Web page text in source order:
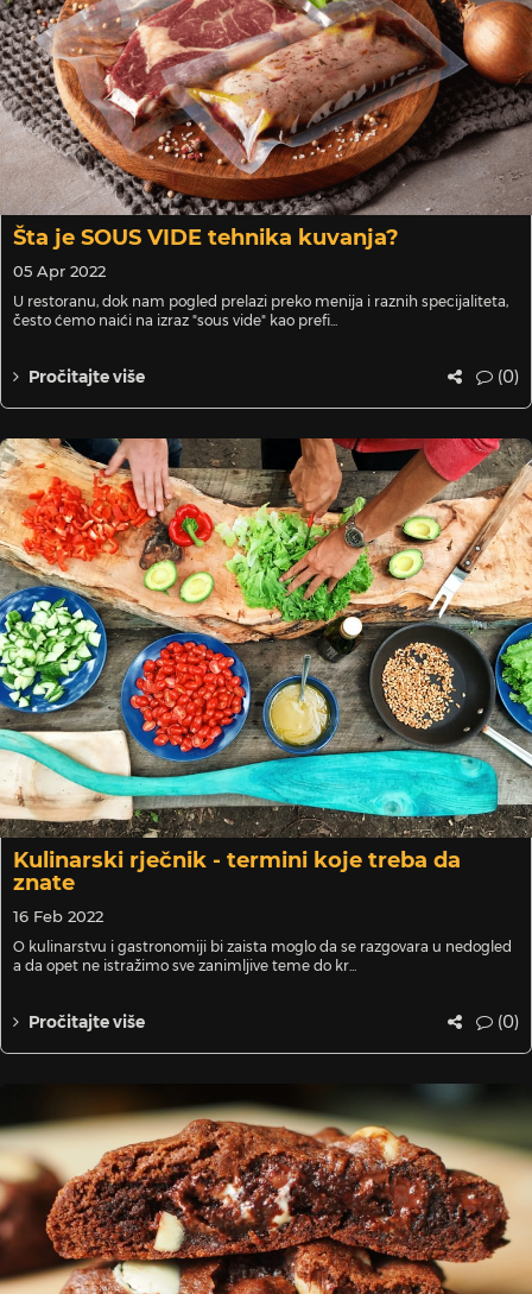
Šta je SOUS VIDE tehnika kuvanja?
05 Apr 2022
U restoranu, dok nam pogled prelazi preko menija i raznih specijaliteta,
često ćemo naići na izraz "sous vide" kao prefi...
Pročitajte više (0)
Kulinarski rječnik - termini koje treba da
znate
16 Feb 2022
O kulinarstvu i gastronomiji bi zaista moglo da se razgovara u nedogled
a da opet ne istražimo sve zanimljive teme do kr...
Pročitajte više (0)